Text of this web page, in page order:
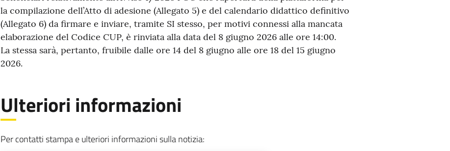
della
notizia
la compilazione dell’Atto di adesione (Allegato 5) e del calendario didattico definitivo
(Allegato 6) da firmare e inviare, tramite SI stesso, per motivi connessi alla mancata
elaborazione del Codice CUP, è rinviata alla data del 8 giugno 2026 alle ore 14:00.
La stessa sarà, pertanto, fruibile dalle ore 14 del 8 giugno alle ore 18 del 15 giugno
2026.
Ulteriori informazioni
Per contatti stampa e ulteriori informazioni sulla notizia: